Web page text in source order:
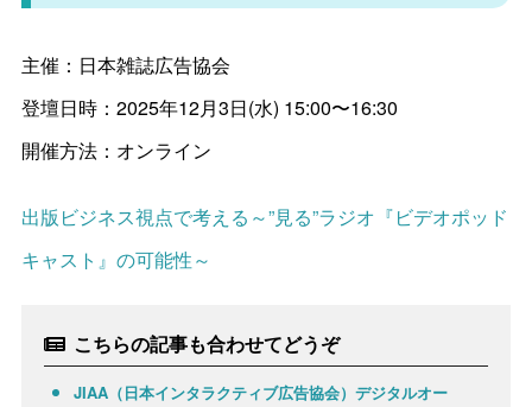
主催：日本雑誌広告協会
登壇日時： 2025年12月3日(水) 15:00〜16:30
開催方法：オンライン
出版ビジネス視点で考える～”見る”ラジオ『ビデオポッド
キャスト』の可能性～
こちらの記事も合わせてどうぞ
JIAA（日本インタラクティブ広告協会）デジタルオー